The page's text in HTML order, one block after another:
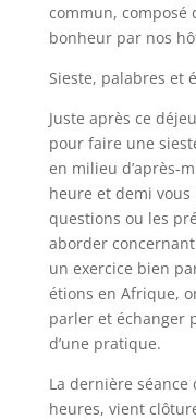
commun, composé
bonheur par nos
Sieste, palabres et
Juste après ce
pour faire une
en milieu d’après-
heure et demi vous
questions ou les
aborder
un exercice bien
étions en Afrique,
parler et échanger
d’une pratique.
La dernière séance
heures, vient